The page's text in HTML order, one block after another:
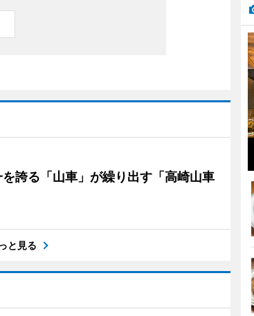
誇る「山車」が繰り出す「高崎山車
と見る